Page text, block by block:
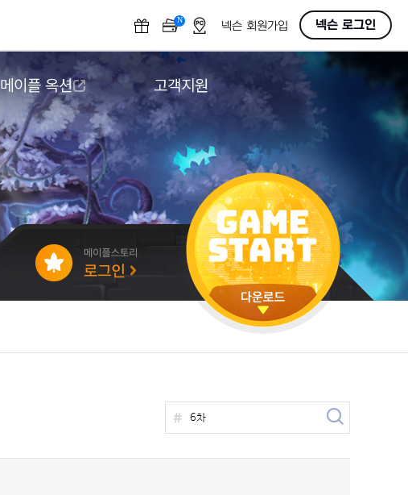
N OFF넥슨 회원가입 넥슨 로그인
메이플 옥션
메이플 옥션
고객지원
다운로드
도움말/1:1문의
버그악용/불법프로그램 신고
게임 접근성